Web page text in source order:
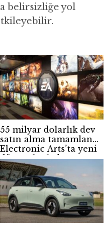
belirsizliğe yol
55 milyar dolarlık dev
satın alma tamamlandı!
Electronic Arts’ta yeni
dönem başladı